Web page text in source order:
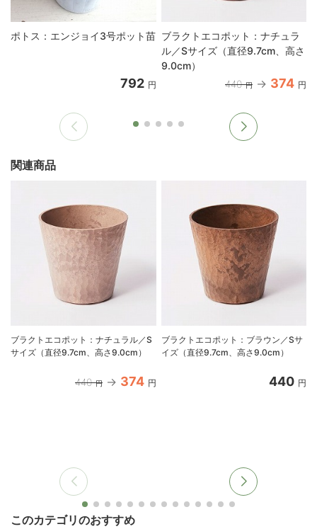
ポトス：エンジョイ3号ポット苗
792 円
ブラクトエコポット：ナチュラ
ル／Sサイズ（直径9.7cm、高さ
9.0cm）
440 円 374 円
関連商品
ブラクトエコポット：ナチュラル／S
サイズ（直径9.7cm、高さ9.0cm）
440 円 374 円
ブラクトエコポット：ブラウン／Sサ
イズ（直径9.7cm、高さ9.0cm）
440 円
このカテゴリのおすすめ